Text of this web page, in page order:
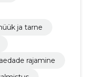
ja tarne
rajamine